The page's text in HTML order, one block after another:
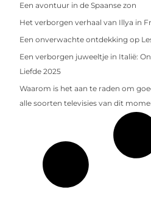
Een avontuur in de Spaanse zon
Het verborgen verhaal van Illya in
Een onverwachte ontdekking op
Een verborgen juweeltje in Italië:
Liefde 2025
Waarom is het aan te raden om
alle soorten televisies van dit